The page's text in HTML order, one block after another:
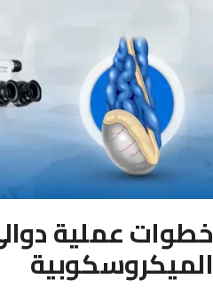
خطوات عملية
الميكروسكوبية